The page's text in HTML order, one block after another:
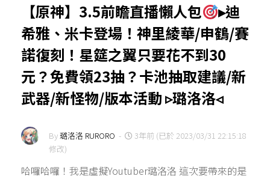
【原神】3.5前瞻直播懶人包
▸迪
希雅、米卡登場！神里綾華/申鶴/賽
諾復刻！星筵之翼只要花不到30
元？免費領23抽？卡池抽取建議/新
武器/新怪物/版本活動 ▹璐洛洛◃
By璐洛洛 RURORO -
3年前 (已於 2023/03/31 22:15:18
修改)
哈囉哈囉！我是虛擬Youtuber璐洛洛 這次要帶來的是